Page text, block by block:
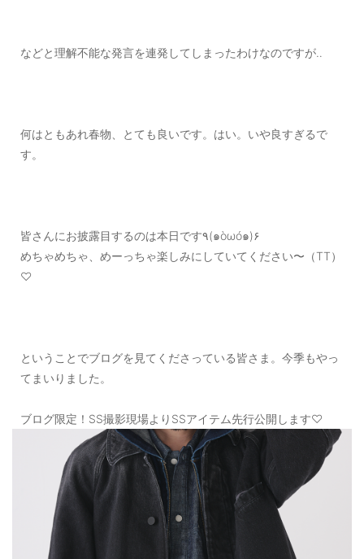
などと理解不能な発言を連発してしまったわけなのですが‥
何はともあれ春物、とても良いです。はい。いや良すぎるで
す。
皆さんにお披露目するのは本日です٩(๑òωó๑)۶
めちゃめちゃ、めーっちゃ楽しみにしていてください〜（TT）
♡
ということでブログを見てくださっている皆さま。今季もやっ
てまいりました。
ブログ限定！SS撮影現場よりSSアイテム先行公開します♡